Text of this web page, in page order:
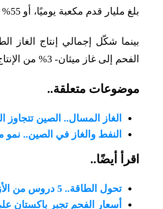
بلغ مليار قدم مكعبة يوميًا، أو 55% من إجمالي إنتاج الغاز الطبيعي في الصين.
بينما شكّل إجمالي إنتاج الغاز
الفحم إلى غاز ميثان- 3% من الإنتاج المحلي في عام 2021.
موضوعات متعلقة..
الغاز المسال.. الصين تتجاوز
النفط والغاز في الصين.. نمو
اقرأ أيضًا..
تحول الطاقة.. 5 دروس من الأزمة الحالية لمواجهة الصدمات المستقبلية (تقرير)
أسعار الفحم تجبر باكستان